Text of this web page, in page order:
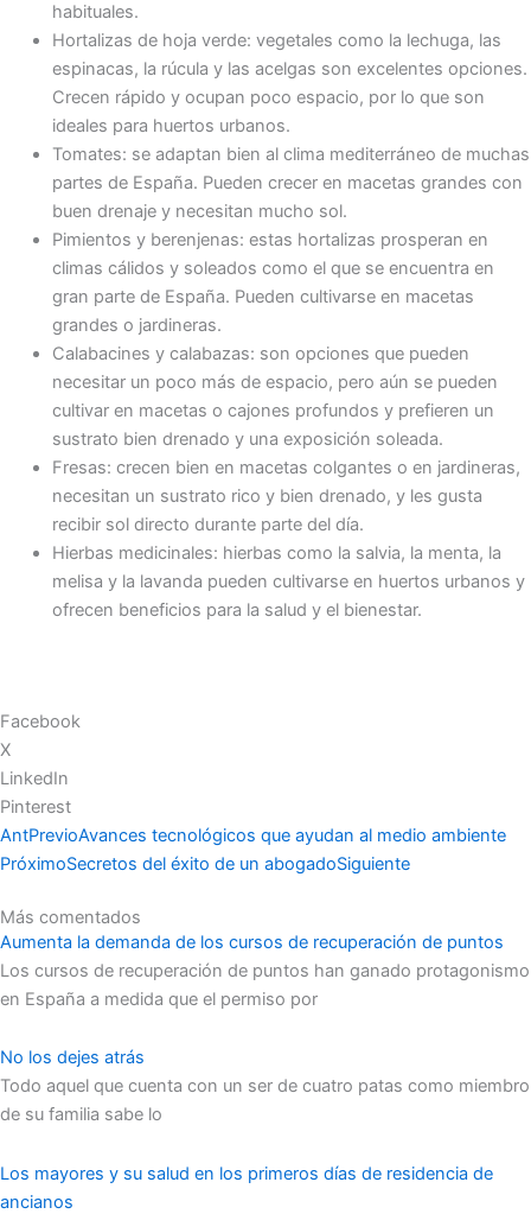
habituales.
Hortalizas de hoja verde: vegetales como la lechuga, las
espinacas, la rúcula y las acelgas son excelentes opciones.
Crecen rápido y ocupan poco espacio, por lo que son
ideales para huertos urbanos.
Tomates: se adaptan bien al clima mediterráneo de muchas
partes de España. Pueden crecer en macetas grandes con
buen drenaje y necesitan mucho sol.
Pimientos y berenjenas: estas hortalizas prosperan en
climas cálidos y soleados como el que se encuentra en
gran parte de España. Pueden cultivarse en macetas
grandes o jardineras.
Calabacines y calabazas: son opciones que pueden
necesitar un poco más de espacio, pero aún se pueden
cultivar en macetas o cajones profundos y prefieren un
sustrato bien drenado y una exposición soleada.
Fresas: crecen bien en macetas colgantes o en jardineras,
necesitan un sustrato rico y bien drenado, y les gusta
recibir sol directo durante parte del día.
Hierbas medicinales: hierbas como la salvia, la menta, la
melisa y la lavanda pueden cultivarse en huertos urbanos y
ofrecen beneficios para la salud y el bienestar.
Facebook
X
LinkedIn
Pinterest
AntPrevioAvances tecnológicos que ayudan al medio ambiente
PróximoSecretos del éxito de un abogadoSiguiente
Más comentados
Aumenta la demanda de los cursos de recuperación de puntos
Los cursos de recuperación de puntos han ganado protagonismo
en España a medida que el permiso por
No los dejes atrás
Todo aquel que cuenta con un ser de cuatro patas como miembro
de su familia sabe lo
Los mayores y su salud en los primeros días de residencia de
ancianos